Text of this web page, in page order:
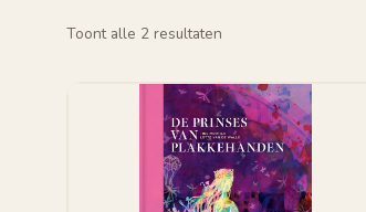
Toont alle 2 resultaten